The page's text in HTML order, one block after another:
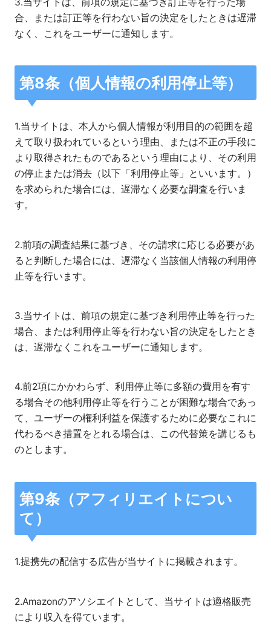
合、または訂正等を行わない旨の決定をしたときは遅滞
なく、これをユーザーに通知します。
第8条（個人情報の利用停止等）
1.当サイトは、本人から個人情報が利用目的の範囲を超
えて取り扱われているという理由、または不正の手段に
より取得されたものであるという理由により、その利用
の停止または消去（以下「利用停止等」といいます。）
を求められた場合には、遅滞なく必要な調査を行いま
す。
2.前項の調査結果に基づき、その請求に応じる必要があ
ると判断した場合には、遅滞なく当該個人情報の利用停
止等を行います。
3.当サイトは、前項の規定に基づき利用停止等を行った
場合、または利用停止等を行わない旨の決定をしたとき
は、遅滞なくこれをユーザーに通知します。
4.前2項にかかわらず、利用停止等に多額の費用を有す
る場合その他利用停止等を行うことが困難な場合であっ
て、ユーザーの権利利益を保護するために必要なこれに
代わるべき措置をとれる場合は、この代替策を講じるも
のとします。
第9条（アフィリエイトについ
て）
1.提携先の配信する広告が当サイトに掲載されます。
2.Amazonのアソシエイトとして、当サイトは適格販売
により収入を得ています。